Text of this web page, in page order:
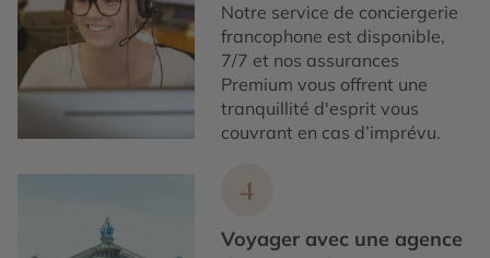
Notre service de conciergerie
francophone est disponible,
7/7 et nos assurances
Premium vous offrent une
tranquillité d'esprit vous
couvrant en cas d’imprévu.
4
Voyager avec une agence